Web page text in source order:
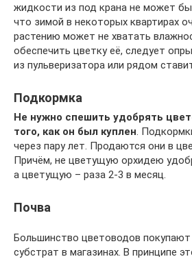
жидкости из под крана не может
что зимой в некоторых квартирах
растению может не хватать
обеспечить цветку её, следует
из пульверизатора или рядом
Подкормка
Не нужно спешить удобрять
того, как он был куплен.
через пару лет. Продаются они в
Причём, не цветущую орхидею
а цветущую – раза 2-3 в месяц.
Почва
Большинство цветоводов
субстрат в магазинах. В принципе